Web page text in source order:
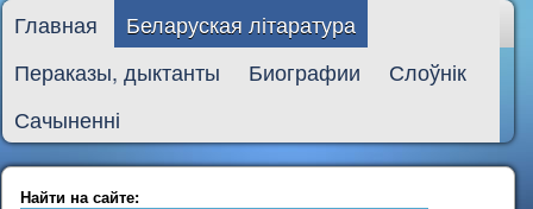
Главная
Беларуская літаратура
Пераказы, дыктанты
Биографии
Слоўнік
Сачыненні
Найти на сайте: